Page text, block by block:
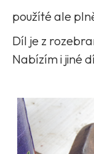
použíté ale
Díl je z
Nabízím i jiné